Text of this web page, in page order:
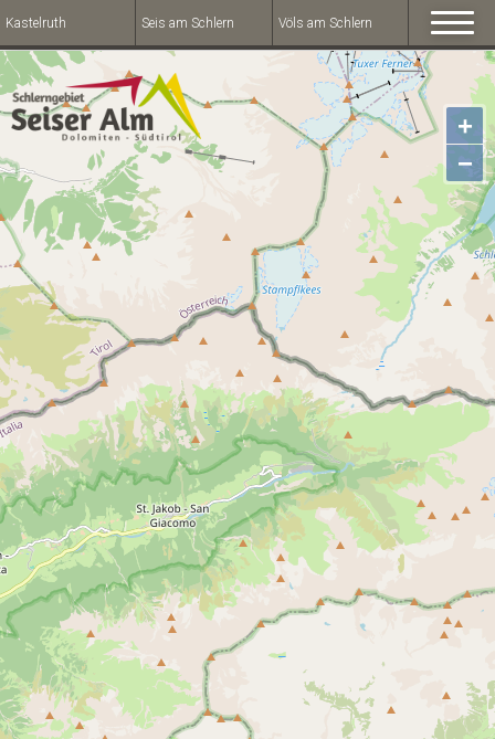
Kastelruth Seis am Schlern Völs am Schlern
+
−